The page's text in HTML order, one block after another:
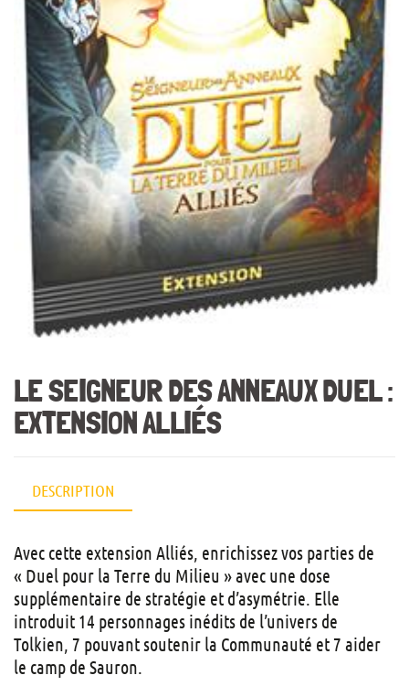
LE SEIGNEUR DES ANNEAUX DUEL :
EXTENSION ALLIÉS
DESCRIPTION
Avec cette extension Alliés, enrichissez vos parties de
« Duel pour la Terre du Milieu » avec une dose
supplémentaire de stratégie et d’asymétrie. Elle
introduit 14 personnages inédits de l’univers de
Tolkien, 7 pouvant soutenir la Communauté et 7 aider
le camp de Sauron.